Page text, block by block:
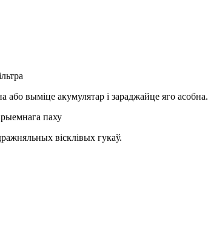
выміце акумулятар і зараджайце яго асобна.
паху
вісклівых гукаў.